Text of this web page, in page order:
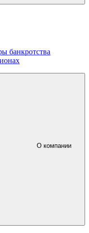
банкротства
О компании